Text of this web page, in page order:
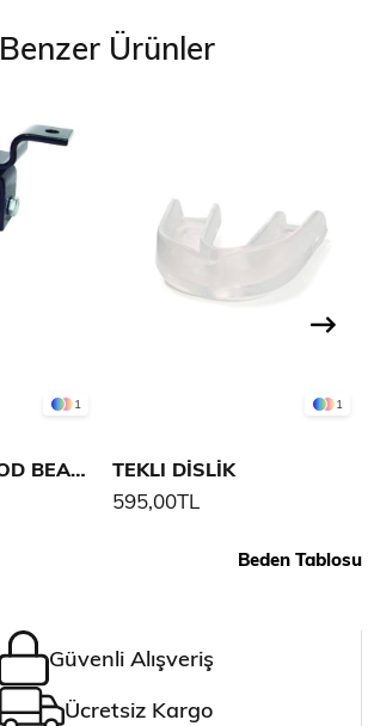
Benzer Ürünler
1
EVERLAST WOOD BEAM HEAVY BAG HANGER
1
TEKLI DİSLİK
595,00TL
Beden Tablosu
Güvenli Alışveriş
Ücretsiz Kargo